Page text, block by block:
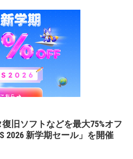
復旧ソフトなどを最大75%オフ
2026 新学期セール」を開催